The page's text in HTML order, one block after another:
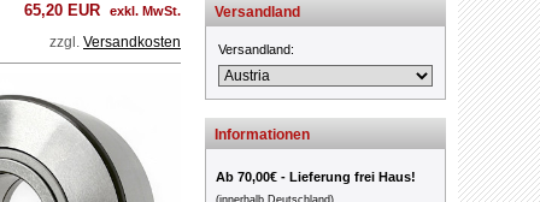
65,20 EUR exkl. MwSt.
zzgl. Versandkosten
Versandland
Versandland:
Informationen
Ab 70,00€ - Lieferung frei Haus!
(innerhalb Deutschland)